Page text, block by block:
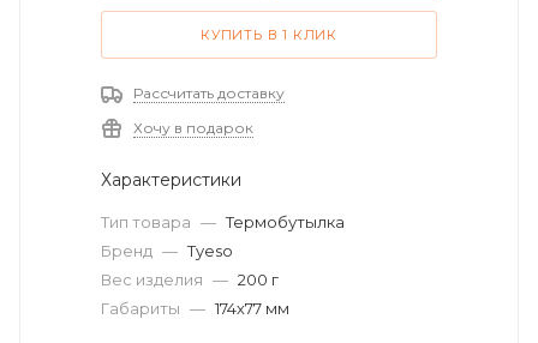
КУПИТЬ В 1 КЛИК
Рассчитать доставку
Хочу в подарок
Характеристики
Тип товара — Термобутылка
Бренд — Tyeso
Вес изделия — 200 г
Габариты — 174х77 мм